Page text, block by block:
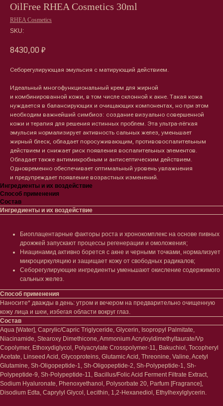
OilFree RHEA Cosmetics 30ml
RHEA Cosmetics
SKU:
8430,00 ₽
Себорегулирующая эмульсия с матирующий действием.
Идеальный многофункциональный крем для жирной
и комбинированной кожи, в том числе склонной к акне. Такая кожа
нуждается в балансирующих и очищающих компонентах, но при этом
необходим важнейший симбиоз: создание визуально совершенной
кожи и терапия для решения истинных проблем. Эта ультра-лёгкая
эмульсия нормализирует активность сальных желез, уменьшает
жирный блеск, обладает поросуживающим, противовоспалительным
действием и снижает риск появления воспалительных элементов.
Обладает также антимикробным и антисептическим действием.
Одновременно обеспечивает оптимальный уровень увлажнения
и предупреждает появление возрастных изменений.
Ингредиенты и их воздействие
Способ применения
Состав
Ингредиенты и их воздействие
Биоплацентарные факторы роста и хронокомплекс на основе пивных
дрожжей запускают процессы регенерации и омоложения;
Ниацинамид активно борется с акне и черными точками, нормализует
микроциркуляцию и защищает кожу от свободных радикалов;
Себорегулирующие ингредиенты уменьшают окисление содержимого
сальных желез.
Способ применения
Наносите* дважды в день: утром и вечером на предварительно очищенную
кожу лица и шеи, избегая области вокруг глаз.
Состав
Aqua [Water], Caprylic/Capric Triglyceride, Glycerin, Isopropyl Palmitate,
Niacinamide, Stearoxy Dimethicone, Ammonium Acryloyldimethyltaurate/Vp
Copolymer, Ethoxydiglycol, Polyacrylate Crosspolymer-11, Bakuchiol, Tocopheryl
Acetate, Linseed Acid, Glycoproteins, Glutamic Acid, Threonine, Valine, Acetyl
Glutamine, Sh-Oligopeptide-1, Sh-Oligopeptide-2, Sh-Polypeptide-1, Sh-
Polypeptide-9, Sh-Polypeptide-11, Bacillus/Folic Acid Ferment Filtrate Extract,
Sodium Hyaluronate, Phenoxyethanol, Polysorbate 20, Parfum [Fragrance],
Disodium Edta, Caprylyl Glycol, Lecithin, 1,2-Hexanediol, Ethylhexylglycerin.
Тело
Проблемы
Кремы
Лосьоны
Очищение
Пилинги/масла
Уход за руками
Средства для ванны
Гаджеты
Сертификаты
Наборы
Лицо
Проблемы
Очищение
Увлажнение/питание
Сыворотки/ эссенции
Ретинол
Защита от солнца
Тонизация
Маски и патчи
Уход за губами
Декоротивная косметика
Волосы
Проблемы
Шампуни
Кондиционеры/бальзамы
Маски/скрабы